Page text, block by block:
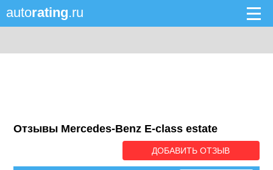
autorating.ru
Отзывы Mercedes-Benz E-class estate
ДОБАВИТЬ ОТЗЫВ